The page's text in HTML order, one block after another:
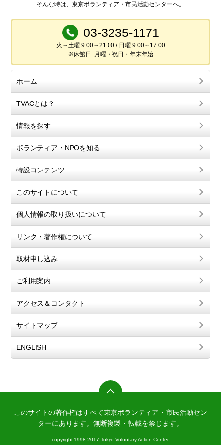
そんな時は、東京ボランティア・市民活動センターへ。
03-3235-1171
火～土曜 9:00～21:00 / 日曜 9:00～17:00
※休館日: 月曜・祝日・年末年始
ホーム
TVACとは？
情報を探す
ボランティア・NPOを知る
特設コンテンツ
このサイトについて
個人情報の取り扱いについて
リンク・著作権について
取材申し込み
ご利用案内
アクセス＆コンタクト
サイトマップ
ENGLISH
このサイトの著作権はすべて東京ボランティア・市民活動セン
ターにあります。 無断複製・転載を禁じます。
copyright 1998-2017 Tokyo Voluntary Action Center.